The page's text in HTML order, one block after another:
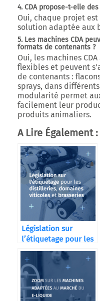
4. CDA propose-t-elle
Oui, chaque projet
solution adaptée aux
5. Les machines CDA
formats de contenants ?
Oui, les machines
flexibles et peuvent
de contenants :
sprays, dans
modularité permet
facilement leur
produits animaliers.
A Lire Également :
Législation sur
l’étiquetage pour les
distilleries